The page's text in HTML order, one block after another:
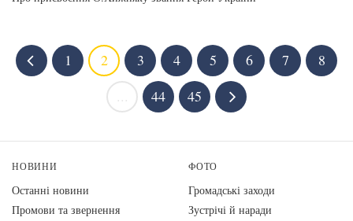
1 2 3 4 5 6 7
8
44 45
НОВИНИ
Останні новини
Промови та звернення
ФОТО
Громадські заходи
Зустрічі й наради